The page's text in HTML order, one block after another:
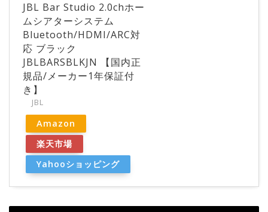
JBL Bar Studio 2.0chホー
ムシアターシステム
Bluetooth/HDMI/ARC対
応 ブラック
JBLBARSBLKJN 【国内正
規品/メーカー1年保証付
き】
JBL
Amazon
楽天市場
Yahooショッピング